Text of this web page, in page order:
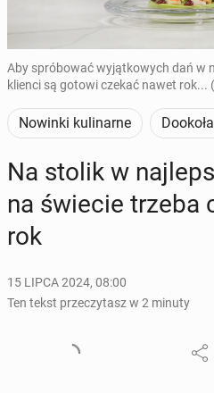
Aby spróbować wyjątkowych dań w
klienci są gotowi czekać nawet rok...
Nowinki kulinarne
Na stolik w
na świecie trzeba
rok
15 LIPCA 2024, 08:00
Ten tekst przeczytasz w 2 minuty